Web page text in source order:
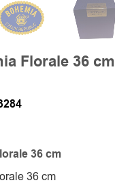
Florale 36 cm
36 cm
36 cm